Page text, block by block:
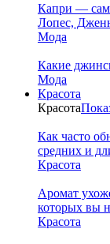
Капри —
Лопес,
Мода
Какие
Мода
Красота
Красота
Как часто
средних и
Красота
Аромат
которых вы
Красота